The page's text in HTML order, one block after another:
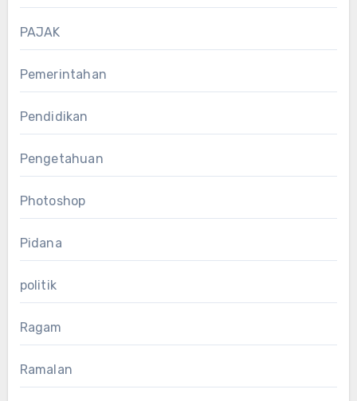
PAJAK
Pemerintahan
Pendidikan
Pengetahuan
Photoshop
Pidana
politik
Ragam
Ramalan